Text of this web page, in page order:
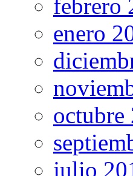
febrero
enero
octubre
julio